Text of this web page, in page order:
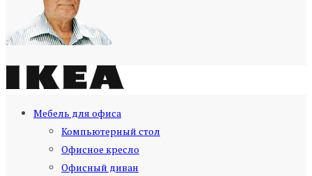
Мебель для офиса
Компьютерный стол
Офисное кресло
Офисный диван